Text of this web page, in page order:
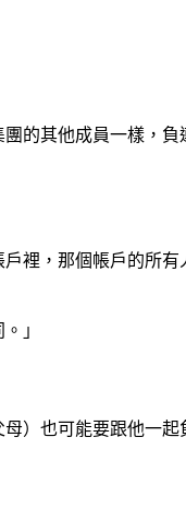
的其他成員一樣，
裡，那個帳戶的所
」
）也可能要跟他一起